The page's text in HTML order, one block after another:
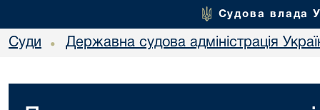
Судова влада
Суди • Державна судова адміністрація